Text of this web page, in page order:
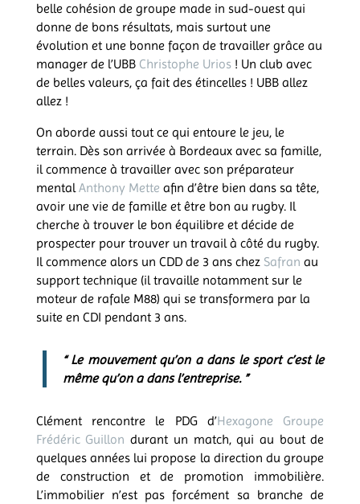
belle cohésion de groupe made in sud-ouest qui
donne de bons résultats, mais surtout une
évolution et une bonne façon de travailler grâce au
manager de l’UBB Christophe Urios! Un club avec
de belles valeurs, ça fait des étincelles ! UBB allez
allez !
On aborde aussi tout ce qui entoure le jeu, le
terrain. Dès son arrivée à Bordeaux avec sa famille,
il commence à travailler avec son préparateur
mentalAnthony Mette afin d’être bien dans sa tête,
avoir une vie de famille et être bon au rugby. Il
cherche à trouver le bon équilibre et décide de
prospecter pour trouver un travail à côté du rugby.
Il commence alors un CDD de 3 ans chez Safran au
support technique (il travaille notamment sur le
moteur de rafale M88) qui se transformera par la
suite en CDI pendant 3 ans.
“ Le mouvement qu’on a dans le sport c’est le
même qu’on a dans l’entreprise. ”
Clément rencontre le PDG d’Hexagone Groupe
Frédéric Guillon durant un match, qui au bout de
quelques années lui propose la direction du groupe
de construction et de promotion immobilière.
L’immobilier n’est pas forcément sa branche de